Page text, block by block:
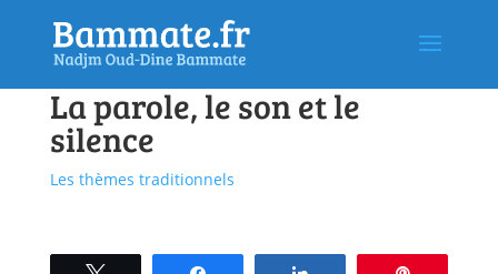
La parole, le son et le
silence
Les thèmes traditionnels